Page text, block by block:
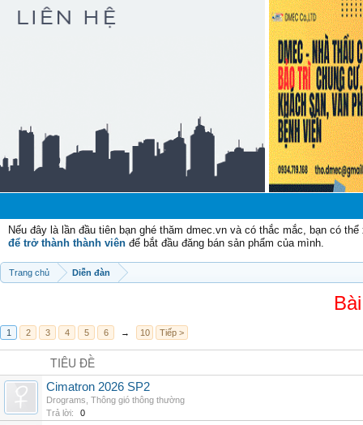
Nếu đây là lần đầu tiên bạn ghé thăm dmec.vn và có thắc mắc, bạn có
để trở thành thành viên để bắt đầu đăng bán sản phẩm của mình.
Trang chủ Diễn đàn
1 2 3 4 5 6 → 10 Tiếp >
TIÊU ĐỀ
Cimatron 2026 SP2
Drograms Thông gió thông thường
Trả lời:
0